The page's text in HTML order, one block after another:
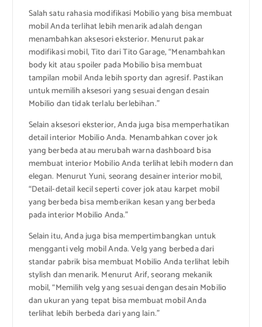
Salah satu rahasia modifikasi Mobilio yang bisa membuat
mobil Anda terlihat lebih menarik adalah dengan
menambahkan aksesori eksterior. Menurut pakar
modifikasi mobil, Tito dari Tito Garage, “Menambahkan
body kit atau spoiler pada Mobilio bisa membuat
tampilan mobil Anda lebih sporty dan agresif. Pastikan
untuk memilih aksesori yang sesuai dengan desain
Mobilio dan tidak terlalu berlebihan.”
Selain aksesori eksterior, Anda juga bisa memperhatikan
detail interior Mobilio Anda. Menambahkan cover jok
yang berbeda atau merubah warna dashboard bisa
membuat interior Mobilio Anda terlihat lebih modern dan
elegan. Menurut Yuni, seorang desainer interior mobil,
“Detail-detail kecil seperti cover jok atau karpet mobil
yang berbeda bisa memberikan kesan yang berbeda
pada interior Mobilio Anda.”
Selain itu, Anda juga bisa mempertimbangkan untuk
mengganti velg mobil Anda. Velg yang berbeda dari
standar pabrik bisa membuat Mobilio Anda terlihat lebih
stylish dan menarik. Menurut Arif, seorang mekanik
mobil, “Memilih velg yang sesuai dengan desain Mobilio
dan ukuran yang tepat bisa membuat mobil Anda
terlihat lebih berbeda dari yang lain.”